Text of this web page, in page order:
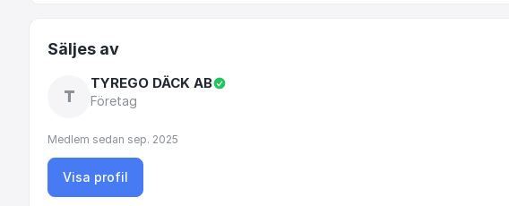
Säljes av
T
TYREGO DÄCK AB
Företag
Medlem sedan sep. 2025
Visa profil